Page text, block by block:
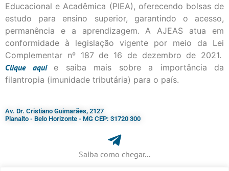
Educacional e Acadêmica (PIEA), oferecendo bolsas de
estudo para ensino superior, garantindo o acesso,
permanência e a aprendizagem. A AJEAS atua em
conformidade à legislação vigente por meio da Lei
Complementar nº 187 de 16 de dezembro de 2021.
Cliqueaqui
e saiba mais sobre a importância da
filantropia (imunidade tributária) para o país.
Av. Dr. Cristiano Guimarães, 2127
Planalto - Belo Horizonte - MG CEP: 31720 300
Saiba como chegar...